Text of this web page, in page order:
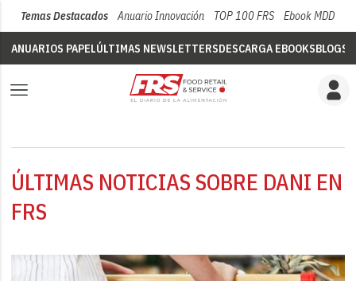
Temas Destacados Anuario Innovación TOP 100 FRS Ebook MDD
ANUARIOS PAPELÚLTIMAS NEWSLETTERSDESCARGA EBOOKSBLOGS
ÚLTIMAS NOTICIAS SOBRE DANI EN
FRS